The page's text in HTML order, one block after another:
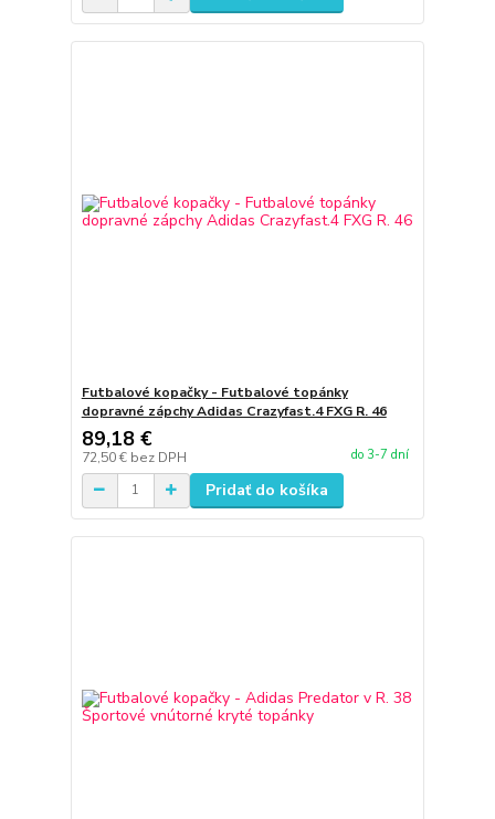
Futbalové kopačky - Futbalové topánky
dopravné zápchy Adidas Crazyfast.4 FXG R. 46
89,18 €
72,50 € bez DPH do 3-7 dní
Pridať do košíka